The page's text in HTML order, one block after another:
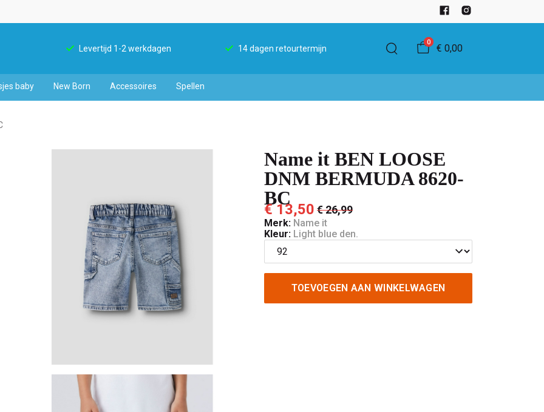
Levertijd 1-2 werkdagen 14 dagen retourtermijn
0
€ 0,00
baby New Born Accessoires Spellen
Name it BEN LOOSE
DNM BERMUDA 8620-
BC
€ 13,50 € 26,99
Merk: Name it
Kleur: Light blue den.
TOEVOEGEN AAN WINKELWAGEN